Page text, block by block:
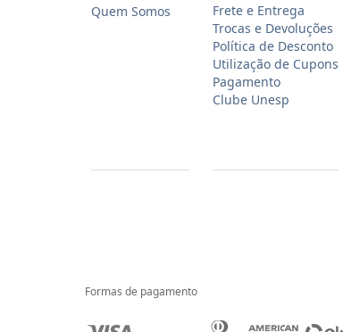
Quem Somos
Frete e Entrega
Trocas e Devoluções
Política de Desconto
Utilização de Cupons
Pagamento
Clube Unesp
Formas de pagamento